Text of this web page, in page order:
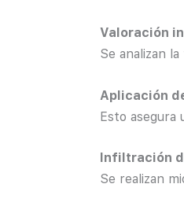
Valoración
Se analizan
Aplicación
Esto asegura
Infiltración
Se realizan